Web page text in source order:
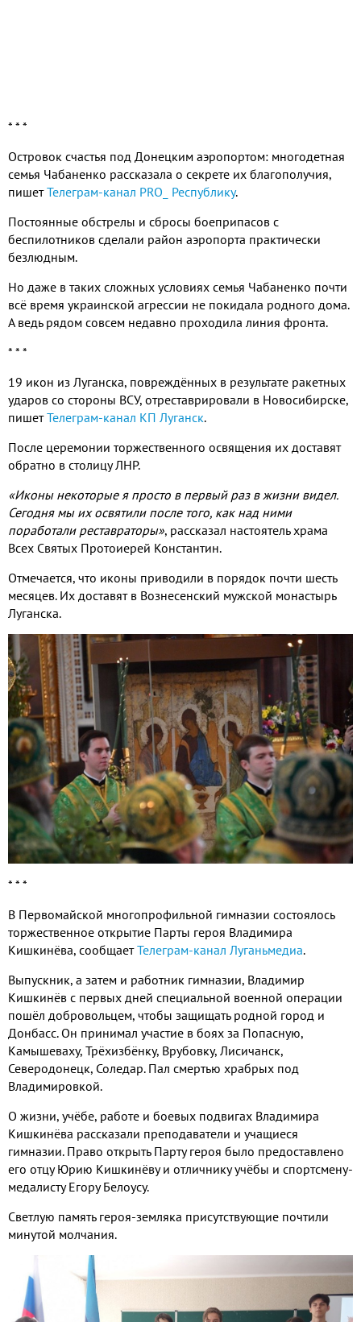
* * *
Островок счастья под Донецким аэропортом: многодетная
семья Чабаненко рассказала о секрете их благополучия,
пишетТелеграм-канал PRO_ Республику.
Постоянные обстрелы и сбросы боеприпасов с
беспилотников сделали район аэропорта практически
безлюдным.
Но даже в таких сложных условиях семья Чабаненко почти
всё время украинской агрессии не покидала родного дома.
А ведь рядом совсем недавно проходила линия фронта.
* * *
19 икон из Луганска, повреждённых в результате ракетных
ударов со стороны ВСУ, отреставрировали в Новосибирске,
пишетТелеграм-канал КП Луганск.
После церемонии торжественного освящения их доставят
обратно в столицу ЛНР.
«Иконы некоторые я просто в первый раз в жизни видел.
Сегодня мы их освятили после того, как над ними
поработали реставраторы», рассказал настоятель храма
Всех Святых Протоиерей Константин.
Отмечается, что иконы приводили в порядок почти шесть
месяцев. Их доставят в Вознесенский мужской монастырь
Луганска.
* * *
В Первомайской многопрофильной гимназии состоялось
торжественное открытие Парты героя Владимира
Кишкинёва, сообщаетТелеграм-канал Луганьмедиа.
Выпускник, а затем и работник гимназии, Владимир
Кишкинёв с первых дней специальной военной операции
пошёл добровольцем, чтобы защищать родной город и
Донбасс. Он принимал участие в боях за Попасную,
Камышеваху, Трёхизбёнку, Врубовку, Лисичанск,
Северодонецк, Соледар. Пал смертью храбрых под
Владимировкой.
О жизни, учёбе, работе и боевых подвигах Владимира
Кишкинёва рассказали преподаватели и учащиеся
гимназии. Право открыть Парту героя было предоставлено
его отцу Юрию Кишкинёву и отличнику учёбы и спортсмену-
медалисту Егору Белоусу.
Светлую память героя-земляка присутствующие почтили
минутой молчания.